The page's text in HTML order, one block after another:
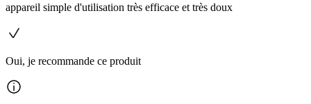
appareil simple d'utilisation très efficace et très doux
Oui, je recommande ce produit